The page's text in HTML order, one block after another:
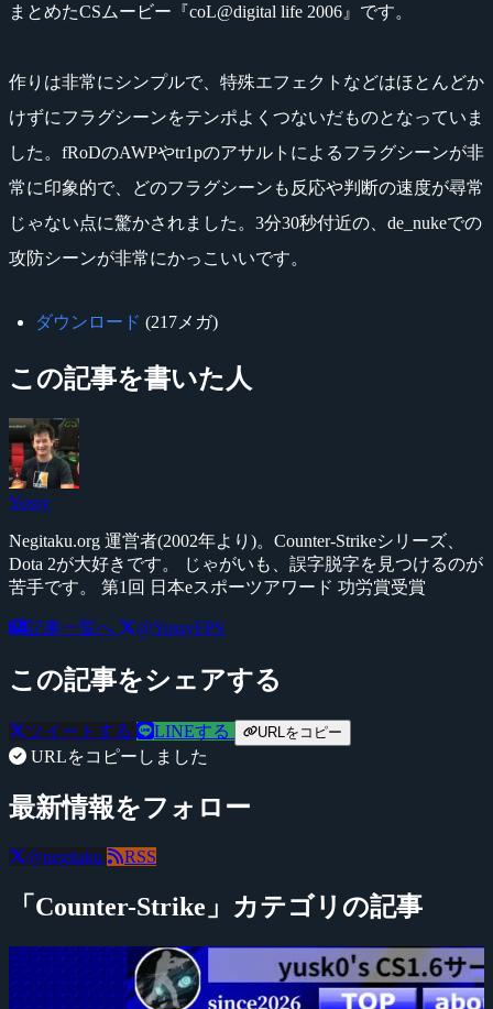
まとめたCSムービー『coL@digital life 2006』です。
作りは非常にシンプルで、特殊エフェクトなどはほとんどか
けずにフラグシーンをテンポよくつないだものとなっていま
した。fRoDのAWPやtr1pのアサルトによるフラグシーンが非
常に印象的で、どのフラグシーンも反応や判断の速度が尋常
じゃない点に驚かされました。3分30秒付近の、de_nukeでの
攻防シーンが非常にかっこいいです。
ダウンロード (217メガ)
この記事を書いた人
Yossy
Negitaku.org 運営者(2002年より)。Counter-Strikeシリーズ、
Dota 2が大好きです。 じゃがいも、誤字脱字を見つけるのが
苦手です。 第1回 日本eスポーツアワード 功労賞受賞
記事一覧へ @YossyFPS
この記事をシェアする
ツイートする LINEする URLをコピー
URLをコピーしました
最新情報をフォロー
@negitaku RSS
「Counter-Strike」カテゴリの記事